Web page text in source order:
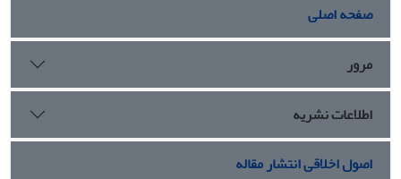
صفحه اصلی
مرور
اطلاعات نشریه
اصول اخلاقی انتشار مقاله